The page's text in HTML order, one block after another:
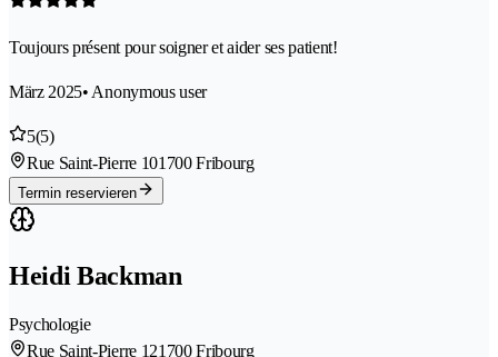
Toujours présent pour soigner et aider ses patient!
März 2025• Anonymous user
5(5)
Rue Saint-Pierre 101700 Fribourg
Termin reservieren
Heidi Backman
Psychologie
Rue Saint-Pierre 121700 Fribourg